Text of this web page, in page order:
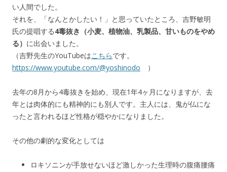
い人間でした。
それを、「なんとかしたい！」と思っていたところ、吉野敏明
氏の提唱する4毒抜き（小麦、植物油、乳製品、甘いものをやめ
る） に出会いました。
（吉野先生のYouTubeはこちらです。
https://www.youtube.com/@yoshinodo ）
去年の8月から4毒抜きを始め、現在1年4ヶ月になりますが、去
年とは肉体的にも精神的にも別人です。主人には、鬼が仏にな
ったと言われるほど性格が穏やかになりました。
その他の劇的な変化としては
ロキソニンが手放せないほど激しかった生理時の腹痛腰痛